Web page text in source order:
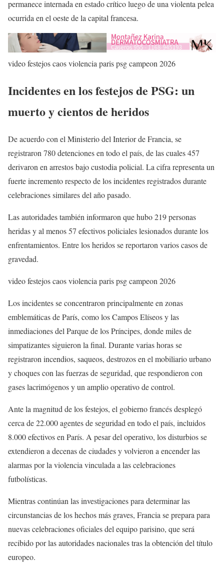
permanece internada en estado crítico luego de una violenta pelea
ocurrida en el oeste de la capital francesa.
video festejos caos violencia paris psg campeon 2026
Incidentes en los festejos de PSG: un
muerto y cientos de heridos
De acuerdo con el Ministerio del Interior de Francia, se
registraron 780 detenciones en todo el país, de las cuales 457
derivaron en arrestos bajo custodia policial. La cifra representa un
fuerte incremento respecto de los incidentes registrados durante
celebraciones similares del año pasado.
Las autoridades también informaron que hubo 219 personas
heridas y al menos 57 efectivos policiales lesionados durante los
enfrentamientos. Entre los heridos se reportaron varios casos de
gravedad.
video festejos caos violencia paris psg campeon 2026
Los incidentes se concentraron principalmente en zonas
emblemáticas de París, como los Campos Elíseos y las
inmediaciones del Parque de los Príncipes, donde miles de
simpatizantes siguieron la final. Durante varias horas se
registraron incendios, saqueos, destrozos en el mobiliario urbano
y choques con las fuerzas de seguridad, que respondieron con
gases lacrimógenos y un amplio operativo de control.
Ante la magnitud de los festejos, el gobierno francés desplegó
cerca de 22.000 agentes de seguridad en todo el país, incluidos
8.000 efectivos en París. A pesar del operativo, los disturbios se
extendieron a decenas de ciudades y volvieron a encender las
alarmas por la violencia vinculada a las celebraciones
futbolísticas.
Mientras continúan las investigaciones para determinar las
circunstancias de los hechos más graves, Francia se prepara para
nuevas celebraciones oficiales del equipo parisino, que será
recibido por las autoridades nacionales tras la obtención del título
europeo.